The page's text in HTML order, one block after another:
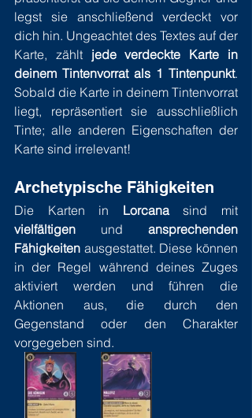
legst sie anschließend verdeckt vor
dich hin. Ungeachtet des Textes auf der
Karte, zählt jede verdeckte Karte in
deinem Tintenvorrat als 1 Tintenpunkt.
Sobald die Karte in deinem Tintenvorrat
liegt, repräsentiert sie ausschließlich
Tinte; alle anderen Eigenschaften der
Karte sind irrelevant!
Archetypische Fähigkeiten
Die Karten in Lorcana
vielfältigen und ansprechenden
Fähigkeiten ausgestattet. Diese können
in der Regel während deines Zuges
aktiviert werden und führen die
Aktionen aus, die durch den
Gegenstand oder den Charakter
vorgegeben sind.